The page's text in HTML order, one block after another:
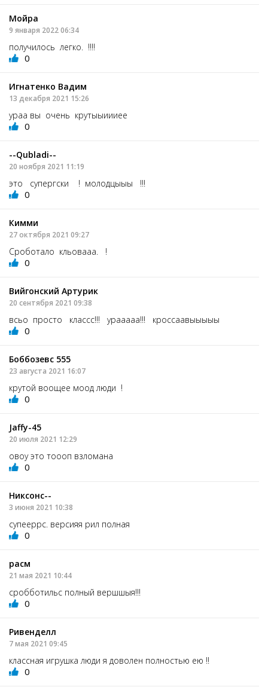
Мойра
9 января 2022 06:34
получилось легко. !!!!
0
Игнатенко Вадим
13 декабря 2021 15:26
ураа вы очень крутыыиииее
0
--Qubladi--
20 ноября 2021 11:19
это супергски ! молодцыыы !!!
0
Кимми
27 октября 2021 09:27
Сроботало кльовааа. !
0
Вийгонский Артурик
20 сентября 2021 09:38
всьо просто классс!!! урааааа!!! кроссаавыыыыы
0
Боббозевс 555
23 августа 2021 16:07
крутой воощее моод люди !
0
Jaffy-45
20 июля 2021 12:29
овоу это тоооп взломана
0
Никсонс--
3 июня 2021 10:38
супееррс. версияя рил полная
0
расм
21 мая 2021 10:44
сробботильс полный вершшыя!!!
0
Ривенделл
7 мая 2021 09:45
классная игрушка люди я доволен полностью ею !!
0